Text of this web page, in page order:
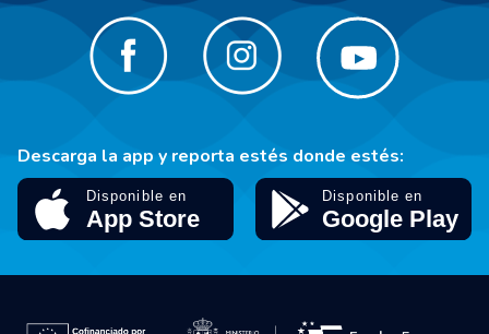
Descarga la app y reporta estés donde estés: